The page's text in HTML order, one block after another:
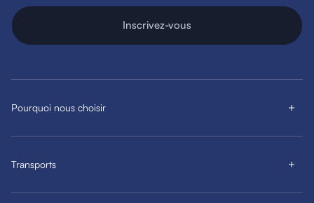
Inscrivez-vous
Pourquoi nous choisir
Transports